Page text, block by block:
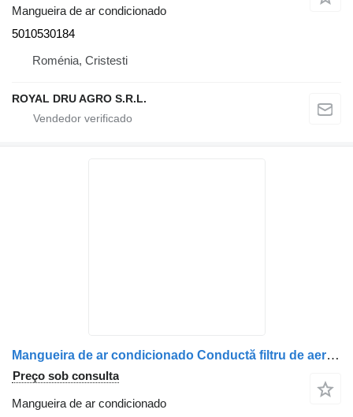
Mangueira de ar condicionado
5010530184
Roménia, Cristesti
ROYAL DRU AGRO S.R.L.
Mangueira de ar condicionado Conductă filtru de aer para camião Renault 5010349237 – Uzată
Preço sob consulta
Mangueira de ar condicionado